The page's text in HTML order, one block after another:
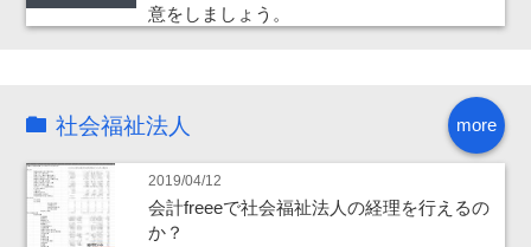
意をしましょう。
more
社会福祉法人
2019/04/12
会計freeeで社会福祉法人の経理を行えるの
か？